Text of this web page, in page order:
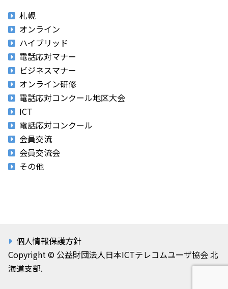
札幌
オンライン
ハイブリッド
電話応対マナー
ビジネスマナー
オンライン研修
電話応対コンクール地区大会
ICT
電話応対コンクール
会員交流
会員交流会
その他
個人情報保護方針
Copyright © 公益財団法人日本ICTテレコムユーザ協会 北
海道支部.